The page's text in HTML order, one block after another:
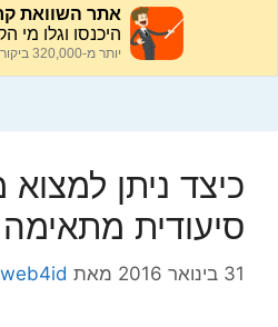
כיצד ניתן
סיעודית מתאימה
31 בינואר 2016 מאת web4id